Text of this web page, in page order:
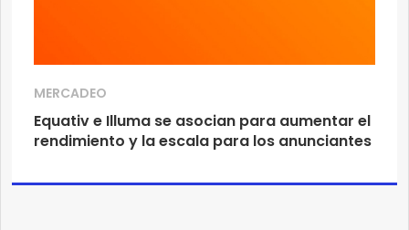
MERCADEO
Equativ e Illuma se asocian para aumentar el
rendimiento y la escala para los anunciantes